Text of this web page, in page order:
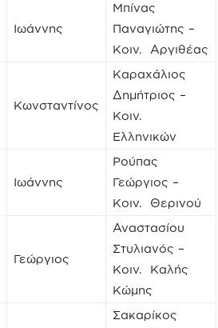
Ιωάννης
Μπίνας
Παναγιώτης –
Κοιν. Αργιθέας
Κωνσταντίνος
Καραχάλιος
Δημήτριος –
Κοιν.
Ελληνικών
Ιωάννης
Ρούπας
Γεώργιος –
Κοιν. Θερινού
Γεώργιος
Αναστασίου
Στυλιανός –
Κοιν. Καλής
Κώμης
Σακαρίκος